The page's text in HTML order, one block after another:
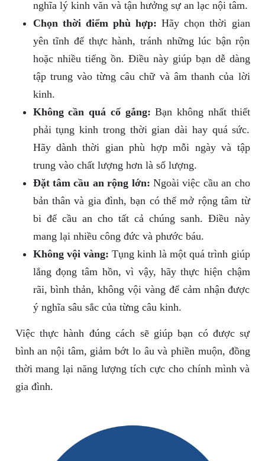
nghĩa lý kinh văn và tận hưởng sự an lạc nội tâm.
Chọn thời điểm phù hợp: Hãy chọn thời gian
yên tĩnh để thực hành, tránh những lúc bận rộn
hoặc nhiều tiếng ồn. Điều này giúp bạn dễ dàng
tập trung vào từng câu chữ và âm thanh của lời
kinh.
Không cần quá cố gắng: Bạn không nhất thiết
phải tụng kinh trong thời gian dài hay quá sức.
Hãy dành thời gian phù hợp mỗi ngày và tập
trung vào chất lượng hơn là số lượng.
Đặt tâm cầu an rộng lớn: Ngoài việc cầu an cho
bản thân và gia đình, bạn có thể mở rộng tâm từ
bi để cầu an cho tất cả chúng sanh. Điều này
mang lại nhiều công đức và phước báu.
Không vội vàng: Tụng kinh là một quá trình giúp
lắng đọng tâm hồn, vì vậy, hãy thực hiện chậm
rãi, bình thản, không vội vàng để cảm nhận được
ý nghĩa sâu sắc của từng câu kinh.
Việc thực hành đúng cách sẽ giúp bạn có được sự
bình an nội tâm, giảm bớt lo âu và phiền muộn, đồng
thời mang lại năng lượng tích cực cho chính mình và
gia đình.